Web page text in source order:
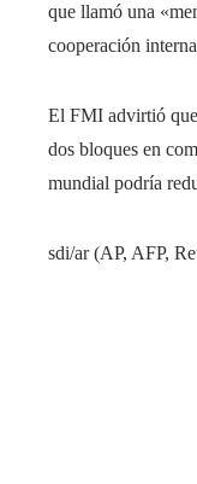
que llamó una
cooperación
El FMI advirtió
dos bloques en
mundial podría
sdi/ar (AP, AFP,